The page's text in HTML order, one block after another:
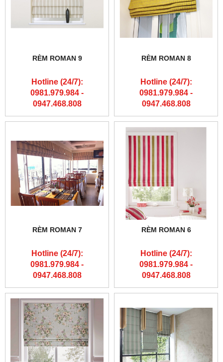
RÈM ROMAN 9
Hotline (24/7):
0981.979.984 -
0947.468.808
RÈM ROMAN 8
Hotline (24/7):
0981.979.984 -
0947.468.808
RÈM ROMAN 7
Hotline (24/7):
0981.979.984 -
0947.468.808
RÈM ROMAN 6
Hotline (24/7):
0981.979.984 -
0947.468.808